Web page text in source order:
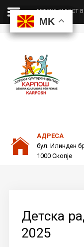
MK
MK
ДКЦ
ОДНОСИ СО ЈАВНОСТ
ДЕТСКА РАДОСТ
MK
MK
АДРЕСА
бул. Илинден
1000 Скопје
Пребарајте
Детска
2025